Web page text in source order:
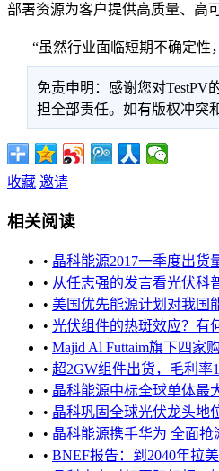
部署资源为客户提供高质量、高
“虽然行业面临短期不确定性，
免责申明：感谢您对
担全部责任。如有版权冲突
收藏 邀请
相关阅读
• 晶科能源2017一季度出货
• 从任志强的发言看光伏科
• 美国优先能源计划对我国
• 光伏组件的热斑效应？有
• Majid Al Futtaim旗下四家
• 超2GW组件出货，毛利
• 晶科能源中标全球单体最
• 晶科巩固全球光伏龙头地
• 晶科能源携手华为 全面抢
• BNEF报告：到2040年拉